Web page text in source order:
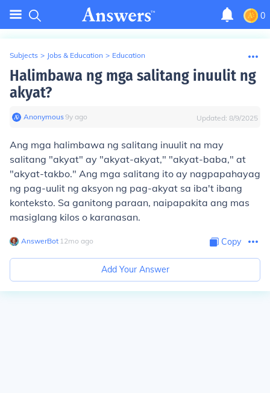
0
Subjects > Jobs & Education > Education
Halimbawa ng mga salitang inuulit ng
akyat?
Anonymous∙9y ago Updated: 8/9/2025
Ang mga halimbawa ng salitang inuulit na may
salitang "akyat" ay "akyat-akyat," "akyat-baba," at
"akyat-takbo." Ang mga salitang ito ay nagpapahayag
ng pag-uulit ng aksyon ng pag-akyat sa iba't ibang
konteksto. Sa ganitong paraan, naipapakita ang mas
masiglang kilos o karanasan.
AnswerBot∙ 12mo ago Copy
Add Your Answer